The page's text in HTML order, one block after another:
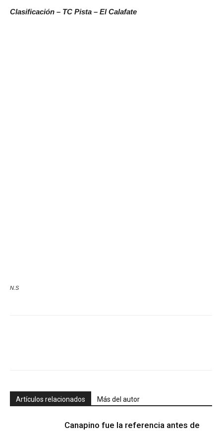
Clasificación – TC Pista – El Calafate
N.S
Artículos relacionados Más del autor
Canapino fue la referencia antes de